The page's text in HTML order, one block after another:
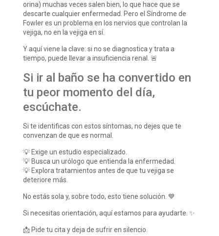
orina) muchas veces salen bien, lo que hace que se
descarte cualquier enfermedad. Pero el Síndrome de
Fowler es un problema en los nervios que controlan la
vejiga, no en la vejiga en sí.
Y aquí viene la clave: si no se diagnostica y trata a
tiempo, puede llevar a insuficiencia renal. 🚨
Si ir al baño se ha convertido en
tu peor momento del día,
escúchate.
Si te identificas con estos síntomas, no dejes que te
convenzan de que es normal.
💡 Exige un estudio especializado.
💡 Busca un urólogo que entienda la enfermedad.
💡 Explora tratamientos antes de que tu vejiga se
deteriore más.
No estás sola y, sobre todo, esto tiene solución. 💙
Si necesitas orientación, aquí estamos para ayudarte. ✨
📩 Pide tu cita y deja de sufrir en silencio.